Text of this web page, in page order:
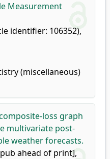
Measurement
identifier: 106352),
(miscellaneous)
loss graph
multivariate post-
weather forecasts.
ahead of print],